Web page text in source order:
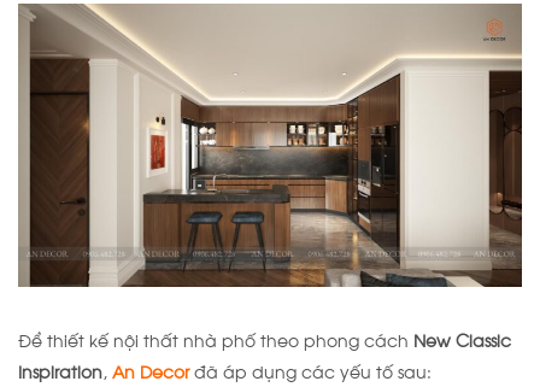
Để thiết kế nội thất nhà phố theo phong cách New Classic
Inspiration,An Decorđã áp dụng các yếu tố sau: